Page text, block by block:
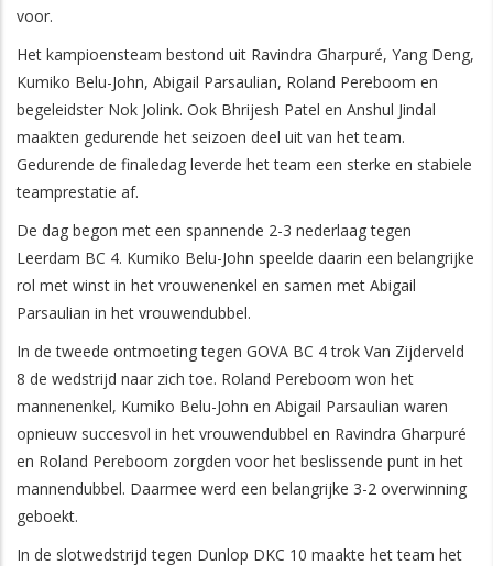
voor.
Het kampioensteam bestond uit Ravindra Gharpuré, Yang Deng,
Kumiko Belu-John, Abigail Parsaulian, Roland Pereboom en
begeleidster Nok Jolink. Ook Bhrijesh Patel en Anshul Jindal
maakten gedurende het seizoen deel uit van het team.
Gedurende de finaledag leverde het team een sterke en stabiele
teamprestatie af.
De dag begon met een spannende 2-3 nederlaag tegen
Leerdam BC 4. Kumiko Belu-John speelde daarin een belangrijke
rol met winst in het vrouwenenkel en samen met Abigail
Parsaulian in het vrouwendubbel.
In de tweede ontmoeting tegen GOVA BC 4 trok Van Zijderveld
8 de wedstrijd naar zich toe. Roland Pereboom won het
mannenenkel, Kumiko Belu-John en Abigail Parsaulian waren
opnieuw succesvol in het vrouwendubbel en Ravindra Gharpuré
en Roland Pereboom zorgden voor het beslissende punt in het
mannendubbel. Daarmee werd een belangrijke 3-2 overwinning
geboekt.
In de slotwedstrijd tegen Dunlop DKC 10 maakte het team het